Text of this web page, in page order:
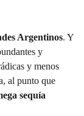
Argentinos. Y
y
y menos
al punto que
sequía